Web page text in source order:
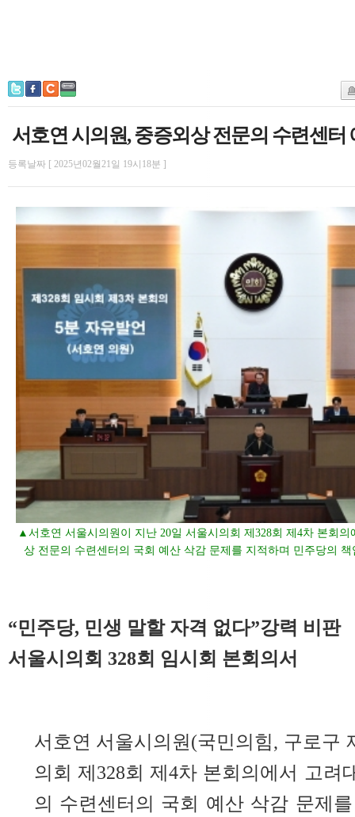
서호연 시의원, 중증외상 전문의 수련센터
등록날짜 [ 2025년02월21일 19시18분 ]
▲서호연 서울시의원이 지난 20일 서울시의회 제328회 제4차 본회
상 전문의 수련센터의 국회 예산 삭감 문제를 지적하며 민주당의
“민주당, 민생 말할 자격 없다”강력 비판
서울시의회 328회 임시회 본회의서
서호연 서울시의원(국민의힘, 구로구
의회 제328회 제4차 본회의에서 고려
의 수련센터의 국회 예산 삭감 문제